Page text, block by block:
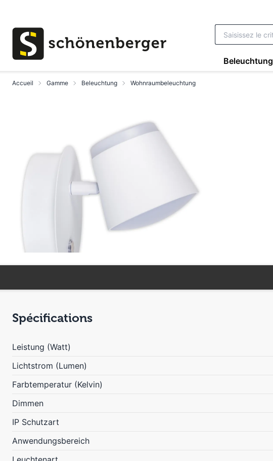
Beleuchtung
Accueil Gamme Beleuchtung Wohnraumbeleuchtung
Spécifications
Leistung (Watt)
Lichtstrom (Lumen)
Farbtemperatur (Kelvin)
Dimmen
IP Schutzart
Anwendungsbereich